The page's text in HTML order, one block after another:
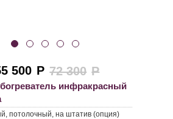
500 Р 72 300 Р
инфракрасный
потолочный, на штатив (опция)